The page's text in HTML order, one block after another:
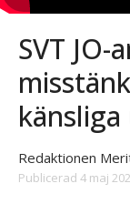
SVT JO-
Redaktionen
Publicerad 4 maj